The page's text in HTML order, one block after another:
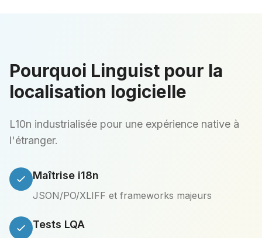
Pourquoi Linguist pour la
localisation logicielle
L10n industrialisée pour une expérience native à
l'étranger.
Maîtrise i18n
JSON/PO/XLIFF et frameworks majeurs
Tests LQA